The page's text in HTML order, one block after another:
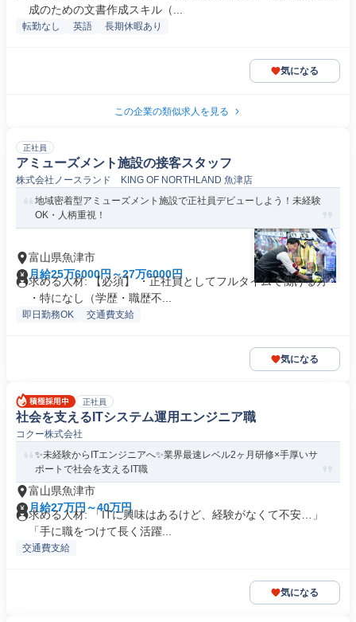
成のための文書作成スキル（...
転勤なし 英語 長期休暇あり
気になる
この企業の類似求人を見る
正社員
アミューズメント施設の接客スタッフ
株式会社ノースランド KING OF NORTHLAND 魚津店
地域密着型アミューズメント施設で正社員デビューしよう！未経験
OK・人柄重視！
富山県魚津市
月給25万6000円～27万6000円
求める人材: 【必須】 ・正社員としてフルタイムで働ける方
・特になし（学歴・職歴不...
即日勤務OK 交通費支給
気になる
正社員
社会を支えるITシステム運用エンジニア職
コクー株式会社
✨未経験からITエンジニアへ✨業界最速レベル2ヶ月研修×手厚いサ
ポートで社会を支えるIT職
富山県魚津市
月給27万円～40万円
求める人材: 「ITに興味はあるけど、経験がなくて不安…」
「手に職をつけて長く活躍...
交通費支給
気になる